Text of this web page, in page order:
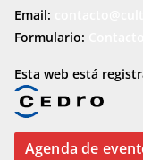
Email:
Formulario:
Esta web está
Agenda de